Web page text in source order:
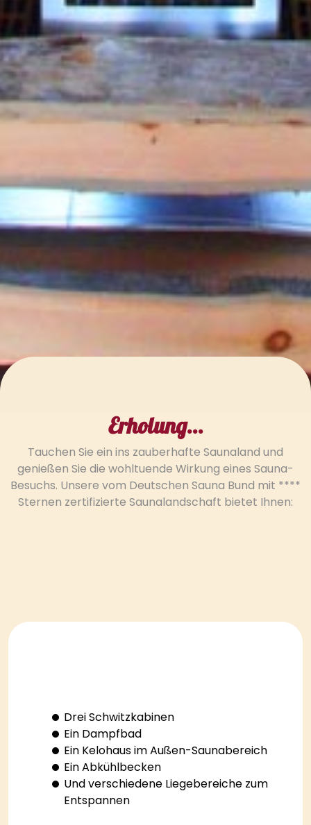
Erholung...
Tauchen Sie ein ins zauberhafte Saunaland und
genießen Sie die wohltuende Wirkung eines Sauna-
Besuchs. Unsere vom Deutschen Sauna Bund mit ****
Sternen zertifizierte Saunalandschaft bietet Ihnen:
Drei Schwitzkabinen
Ein Dampfbad
Ein Kelohaus im Außen-Saunabereich
Ein Abkühlbecken
Und verschiedene Liegebereiche zum
Entspannen